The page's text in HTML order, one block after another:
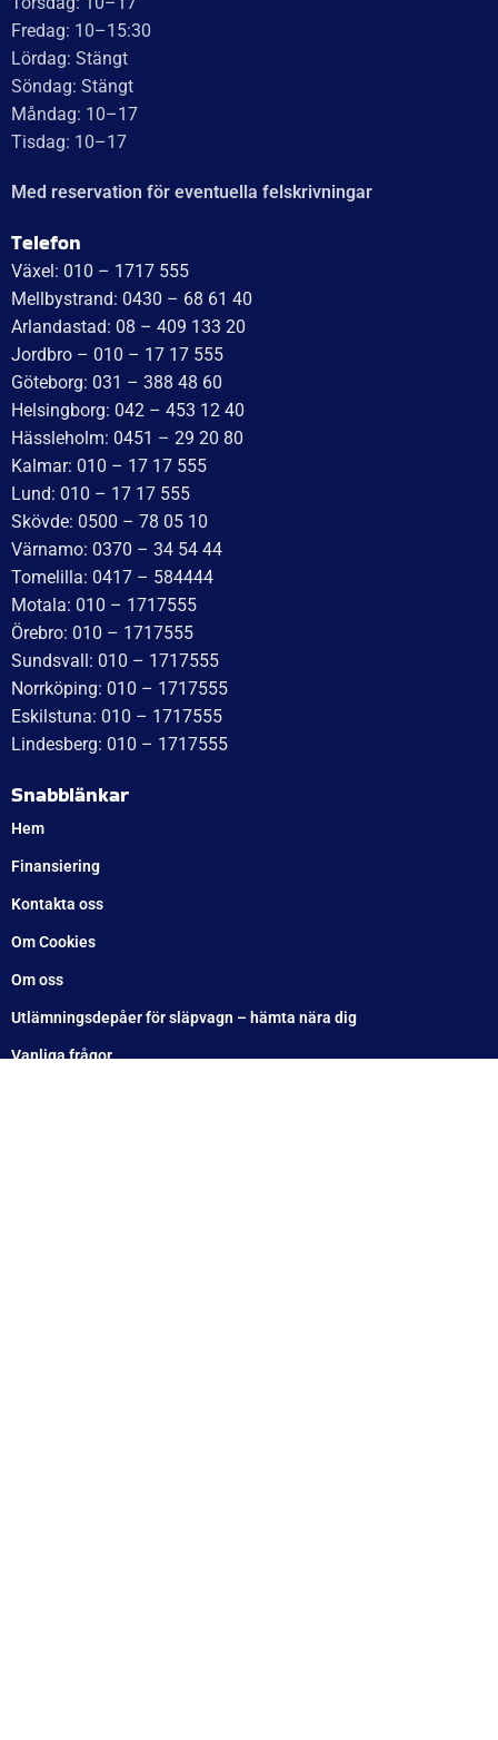
Fredag: 10–15:30
Lördag: Stängt
Söndag: Stängt
Måndag: 10–17
Tisdag: 10–17
Med reservation för eventuella felskrivningar
Telefon
Växel: 010 – 1717 555
Mellbystrand: 0430 – 68 61 40
Arlandastad: 08 – 409 133 20
Jordbro – 010 – 17 17 555
Göteborg: 031 – 388 48 60
Helsingborg: 042 – 453 12 40
Hässleholm: 0451 – 29 20 80
Kalmar: 010 – 17 17 555
Lund: 010 – 17 17 555
Skövde: 0500 – 78 05 10
Värnamo: 0370 – 34 54 44
Tomelilla: 0417 – 584444
Motala: 010 – 1717555
Örebro: 010 – 1717555
Sundsvall: 010 – 1717555
Norrköping: 010 – 1717555
Eskilstuna: 010 – 1717555
Lindesberg: 010 – 1717555
Snabblänkar
Hem
Finansiering
Kontakta oss
Om Cookies
Om oss
Utlämningsdepåer för släpvagn – hämta nära dig
Vanliga frågor